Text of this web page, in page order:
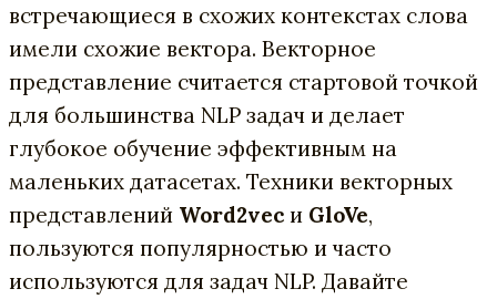
встречающиеся в схожих контекстах слова
имели схожие вектора. Векторное
представление считается стартовой точкой
для большинства NLP задач и делает
глубокое обучение эффективным на
маленьких датасетах. Техники векторных
представлений Word2vec и GloVe,
пользуются популярностью и часто
используются для задач NLP. Давайте